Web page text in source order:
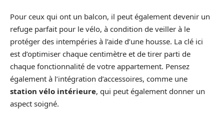
Pour ceux qui ont un balcon, il peut également devenir un
refuge parfait pour le vélo, à condition de veiller à le
protéger des intempéries à l’aide d’une housse. La clé ici
est d’optimiser chaque centimètre et de tirer parti de
chaque fonctionnalité de votre appartement. Pensez
également à l’intégration d’accessoires, comme une
station vélo intérieure, qui peut également donner un
aspect soigné.